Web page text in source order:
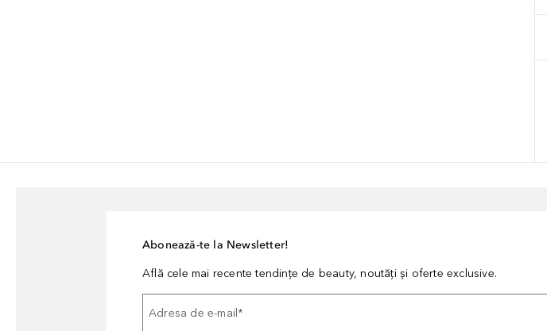
Abonează-te la Newsletter!
Află cele mai recente tendințe de beauty, noutăți și oferte exclusive.
Adresa de e-mail *